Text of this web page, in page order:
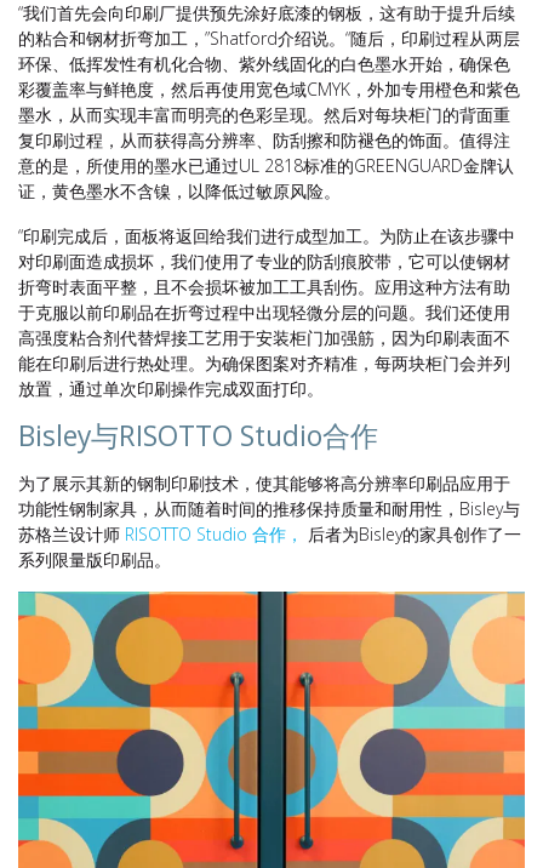
“我们首先会向印刷厂提供预先涂好底漆的钢板，这有助于提升后续
的粘合和钢材折弯加工，”Shatford介绍说。“随后，印刷过程从两层
环保、低挥发性有机化合物、紫外线固化的白色墨水开始，确保色
彩覆盖率与鲜艳度，然后再使用宽色域CMYK，外加专用橙色和紫色
墨水，从而实现丰富而明亮的色彩呈现。然后对每块柜门的背面重
复印刷过程，从而获得高分辨率、防刮擦和防褪色的饰面。值得注
意的是，所使用的墨水已通过UL 2818标准的GREENGUARD金牌认
证，黄色墨水不含镍，以降低过敏原风险。
“印刷完成后，面板将返回给我们进行成型加工。为防止在该步骤中
对印刷面造成损坏，我们使用了专业的防刮痕胶带，它可以使钢材
折弯时表面平整，且不会损坏被加工工具刮伤。应用这种方法有助
于克服以前印刷品在折弯过程中出现轻微分层的问题。我们还使用
高强度粘合剂代替焊接工艺用于安装柜门加强筋，因为印刷表面不
能在印刷后进行热处理。为确保图案对齐精准，每两块柜门会并列
放置，通过单次印刷操作完成双面打印。
Bisley与RISOTTO Studio合作
为了展示其新的钢制印刷技术，使其能够将高分辨率印刷品应用于
功能性钢制家具，从而随着时间的推移保持质量和耐用性，Bisley与
苏格兰设计师 RISOTTO Studio 合作， 后者为Bisley的家具创作了一
系列限量版印刷品。